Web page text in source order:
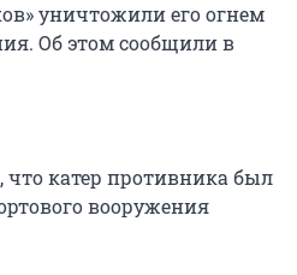
уничтожили его огнем
Об этом сообщили в
что катер противника был
вооружения